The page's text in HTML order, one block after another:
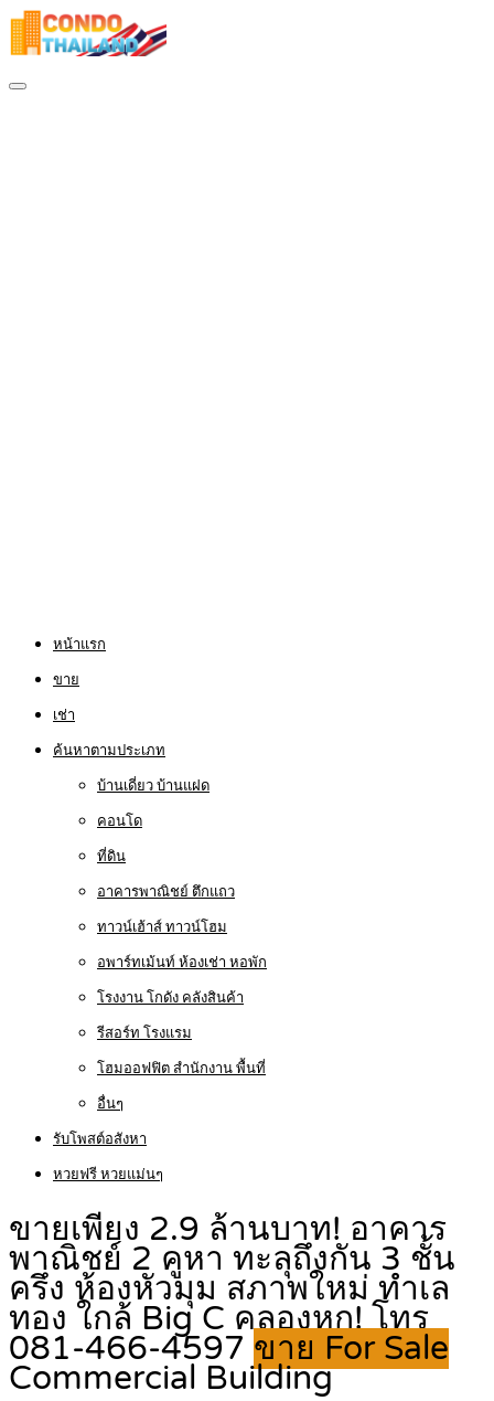
หน้าแรก
ขาย
เช่า
ค้นหาตามประเภท
บ้านเดี่ยว บ้านแฝด
คอนโด
ที่ดิน
อาคารพาณิชย์ ตึกแถว
ทาวน์เฮ้าส์ ทาวน์โฮม
อพาร์ทเม้นท์ ห้องเช่า หอพัก
โรงงาน โกดัง คลังสินค้า
รีสอร์ท โรงแรม
โฮมออฟฟิต สำนักงาน พื้นที่
อื่นๆ
รับโพสต์อสังหา
หวยฟรี หวยแม่นๆ
ขายเพียง 2.9 ล้านบาท! อาคาร
พาณิชย์ 2 คูหา ทะลุถึงกัน 3 ชั้น
ครึ่ง ห้องหัวมุม สภาพใหม่ ทำเล
ทอง ใกล้ Big C คลองหก! โทร
081-466-4597 ขาย For Sale
Commercial Building